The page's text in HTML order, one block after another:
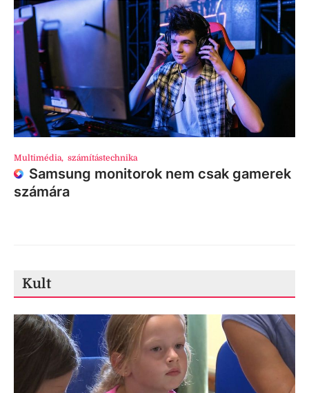
Multimédia, számítástechnika
Samsung monitorok nem csak gamerek
számára
Kult